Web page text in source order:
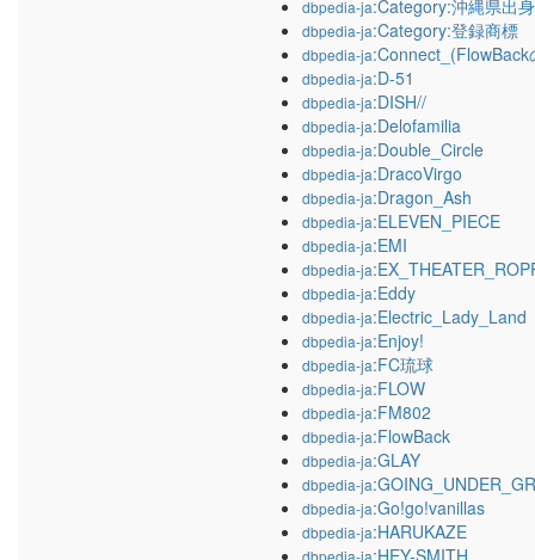
dbpedia-ja:Category:沖縄県出
dbpedia-ja:Category:登録商標
dbpedia-ja:Connect_(FlowBack
dbpedia-ja:D-51
dbpedia-ja:DISH//
dbpedia-ja:Delofamilia
dbpedia-ja:Double_Circle
dbpedia-ja:DracoVirgo
dbpedia-ja:Dragon_Ash
dbpedia-ja:ELEVEN_PIECE
dbpedia-ja:EMI
dbpedia-ja
dbpedia-ja:Eddy
dbpedia-ja:Electric_Lady_Land
dbpedia-ja:Enjoy!
dbpedia-ja:FC琉球
dbpedia-ja:FLOW
dbpedia-ja:FM802
dbpedia-ja:FlowBack
dbpedia-ja:GLAY
dbpedia-ja
dbpedia-ja:Go!go!vanillas
dbpedia-ja:HARUKAZE
dbpedia-ja:HEY-SMITH